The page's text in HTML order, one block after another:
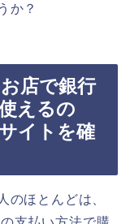
か？
店で銀行
えるの
イトを確
のほとんどは、